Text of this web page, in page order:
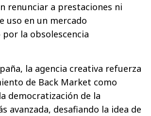
renunciar a prestaciones ni
uso en un mercado
la obsolescencia
la agencia creativa refuerza
de Back Market como
democratización de la
avanzada, desafiando la idea de